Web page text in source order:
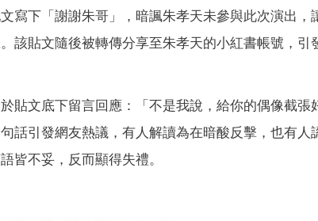
寫下「謝謝朱哥」，暗諷朱孝天未參與此次演出，
該貼文隨後被轉傳分享至朱孝天的小紅書帳號，引
貼文底下留言回應：「不是我說，給你的偶像截張
話引發網友熱議，有人解讀為在暗酸反擊，也有人
皆不妥，反而顯得失禮。